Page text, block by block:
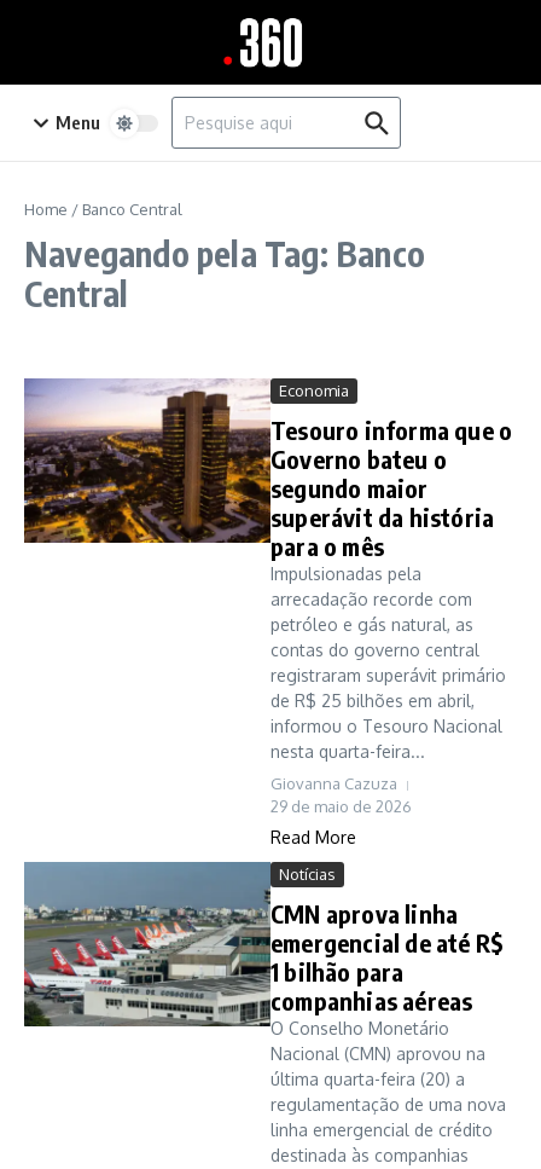
Menu
Procurar por:
Home / Banco Central
Navegando pela Tag: Banco
Central
Economia
Tesouro informa que o
Governo bateu o
segundo maior
superávit da história
para o mês
Impulsionadas pela
arrecadação recorde com
petróleo e gás natural, as
contas do governo central
registraram superávit primário
de R$ 25 bilhões em abril,
informou o Tesouro Nacional
nesta quarta-feira...
Giovanna Cazuza
29 de maio de 2026
Read More
Notícias
CMN aprova linha
emergencial de até R$
1 bilhão para
companhias aéreas
O Conselho Monetário
Nacional (CMN) aprovou na
última quarta-feira (20) a
regulamentação de uma nova
linha emergencial de crédito
destinada às companhias